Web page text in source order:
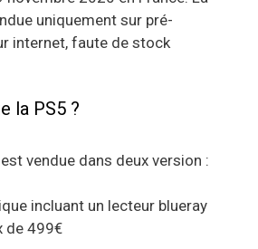
uniquement sur pré-
internet, faute de stock
la PS5 ?
vendue dans deux version :
incluant un lecteur blueray
de 499€